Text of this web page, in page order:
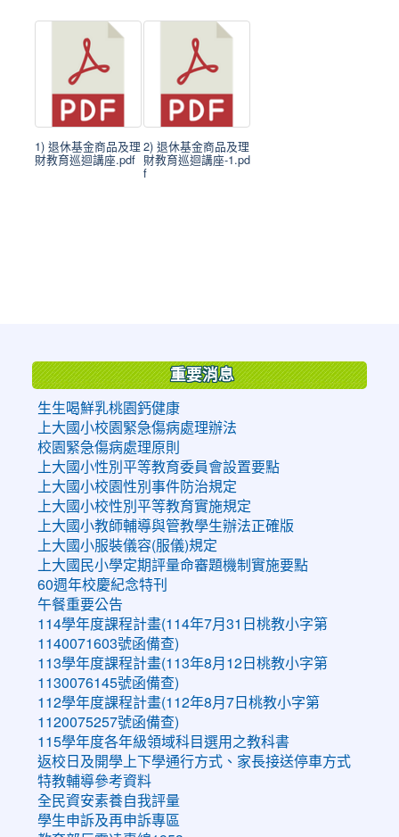
1) 退休基金商品及理
財教育巡迴講座.pdf
2) 退休基金商品及理
財教育巡迴講座-1.pd
f
重要消息
生生喝鮮乳桃園鈣健康
上大國小校園緊急傷病處理辦法
校園緊急傷病處理原則
上大國小性別平等教育委員會設置要點
上大國小校園性別事件防治規定
上大國小校性別平等教育實施規定
上大國小教師輔導與管教學生辦法正確版
上大國小服裝儀容(服儀)規定
上大國民小學定期評量命審題機制實施要點
60週年校慶紀念特刊
午餐重要公告
114學年度課程計畫(114年7月31日桃教小字第
1140071603號函備查)
113學年度課程計畫(113年8月12日桃教小字第
1130076145號函備查)
112學年度課程計畫(112年8月7日桃教小字第
1120075257號函備查)
115學年度各年級領域科目選用之教科書
返校日及開學上下學通行方式、家長接送停車方式
特教輔導參考資料
全民資安素養自我評量
學生申訴及再申訴專區